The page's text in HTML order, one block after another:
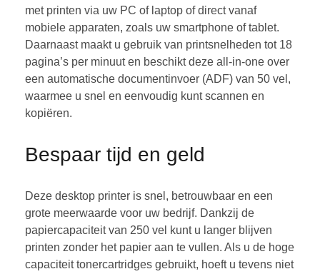
met printen via uw PC of laptop of direct vanaf
mobiele apparaten, zoals uw smartphone of tablet.
Daarnaast maakt u gebruik van printsnelheden tot 18
pagina’s per minuut en beschikt deze all-in-one over
een automatische documentinvoer (ADF) van 50 vel,
waarmee u snel en eenvoudig kunt scannen en
kopiëren.
Bespaar tijd en geld
Deze desktop printer is snel, betrouwbaar en een
grote meerwaarde voor uw bedrijf. Dankzij de
papiercapaciteit van 250 vel kunt u langer blijven
printen zonder het papier aan te vullen. Als u de hoge
capaciteit tonercartridges gebruikt, hoeft u tevens niet